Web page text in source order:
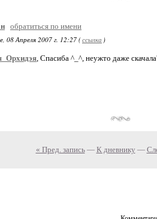
обратиться по имени
08 Апреля 2007 г. 12:27 (ссылка )
, Спасиба ^_^, неужто даже
« Пред. запись— К дневнику —